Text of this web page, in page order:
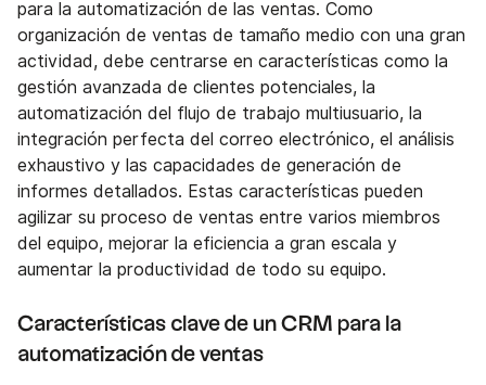
para la automatización de las ventas. Como
organización de ventas de tamaño medio con una gran
actividad, debe centrarse en características como la
gestión avanzada de clientes potenciales, la
automatización del flujo de trabajo multiusuario, la
integración perfecta del correo electrónico, el análisis
exhaustivo y las capacidades de generación de
informes detallados. Estas características pueden
agilizar su proceso de ventas entre varios miembros
del equipo, mejorar la eficiencia a gran escala y
aumentar la productividad de todo su equipo.
Características clave de un CRM para la
automatización de ventas